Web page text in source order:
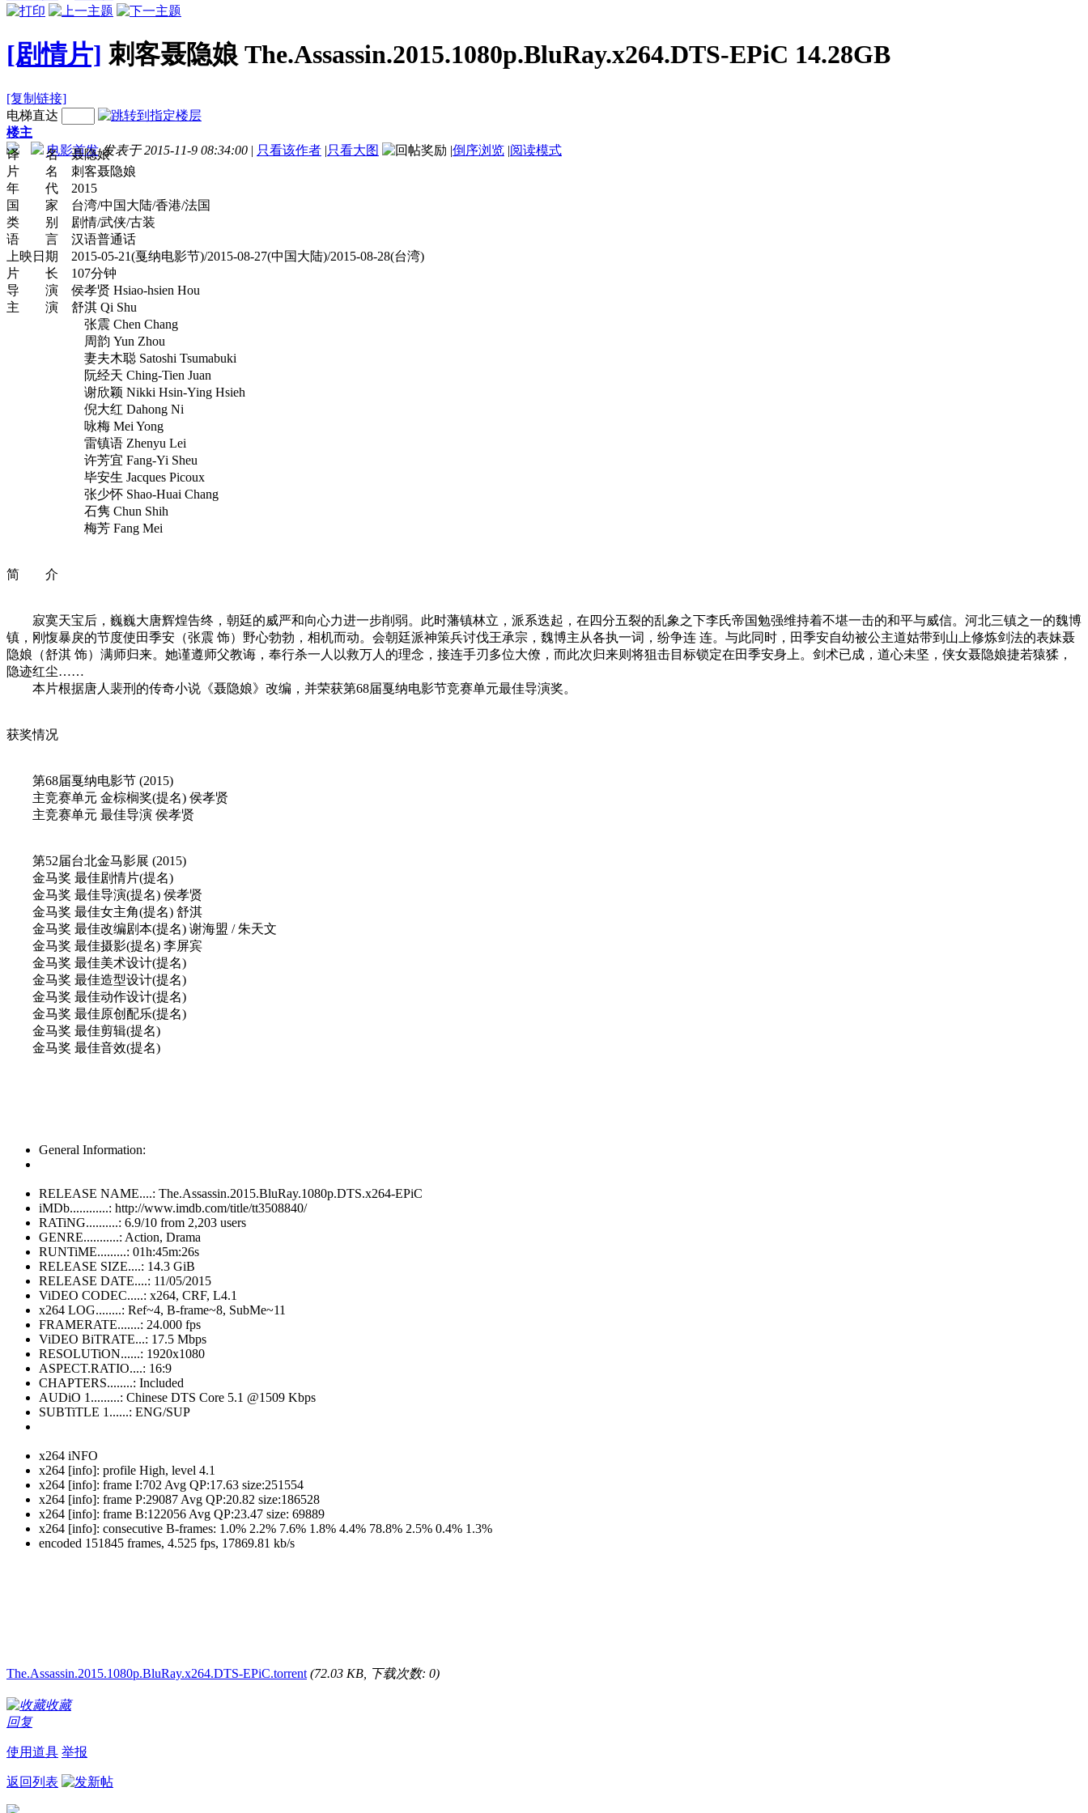
[剧情片] 刺客聂隐娘 The.Assassin.2015.1080p.BluRay.x264.DTS-EPiC 14.28GB
[复制链接]
电梯直达
楼主
电影首发 发表于 2015-11-9 08:34:00 | 只看该作者 |只看大图 |倒序浏览 |阅读模式
译 名 聂隐娘
片 名 刺客聂隐娘
年 代 2015
国 家 台湾/中国大陆/香港/法国
类 别 剧情/武侠/古装
语 言 汉语普通话
上映日期 2015-05-21(戛纳电影节)/2015-08-27(中国大陆)/2015-08-28(台湾)
片 长 107分钟
导 演 侯孝贤 Hsiao-hsien Hou
主 演 舒淇 Qi Shu
张震 Chen Chang
周韵 Yun Zhou
妻夫木聪 Satoshi Tsumabuki
阮经天 Ching-Tien Juan
谢欣颖 Nikki Hsin-Ying Hsieh
倪大红 Dahong Ni
咏梅 Mei Yong
雷镇语 Zhenyu Lei
许芳宜 Fang-Yi Sheu
毕安生 Jacques Picoux
张少怀 Shao-Huai Chang
石隽 Chun Shih
梅芳 Fang Mei
简 介
寂寞天宝后，巍巍大唐辉煌告终，朝廷的威严和向心力进一步削弱。此时藩镇林立，派系迭起，在四分五裂的乱象之下李氏帝国勉强维持着不堪一击的和平与威信。河北三镇之一的魏博
镇，刚愎暴戾的节度使田季安（张震 饰）野心勃勃，相机而动。会朝廷派神策兵讨伐王承宗，魏博主从各执一词，纷争连 连。与此同时，田季安自幼被公主道姑带到山上修炼剑法的表妹聂
隐娘（舒淇 饰）满师归来。她谨遵师父教诲，奉行杀一人以救万人的理念，接连手刃多位大僚，而此次归来则将狙击目标锁定在田季安身上。剑术已成，道心未坚，侠女聂隐娘捷若猿猱，
隐迹红尘……
本片根据唐人裴刑的传奇小说《聂隐娘》改编，并荣获第68届戛纳电影节竞赛单元最佳导演奖。
获奖情况
第68届戛纳电影节 (2015)
主竞赛单元 金棕榈奖(提名) 侯孝贤
主竞赛单元 最佳导演 侯孝贤
第52届台北金马影展 (2015)
金马奖 最佳剧情片(提名)
金马奖 最佳导演(提名) 侯孝贤
金马奖 最佳女主角(提名) 舒淇
金马奖 最佳改编剧本(提名) 谢海盟 / 朱天文
金马奖 最佳摄影(提名) 李屏宾
金马奖 最佳美术设计(提名)
金马奖 最佳造型设计(提名)
金马奖 最佳动作设计(提名)
金马奖 最佳原创配乐(提名)
金马奖 最佳剪辑(提名)
金马奖 最佳音效(提名)
General Information:
RELEASE NAME....: The.Assassin.2015.BluRay.1080p.DTS.x264-EPiC
iMDb............: http://www.imdb.com/title/tt3508840/
RATiNG..........: 6.9/10 from 2,203 users
GENRE...........: Action, Drama
RUNTiME.........: 01h:45m:26s
RELEASE SIZE....: 14.3 GiB
RELEASE DATE....: 11/05/2015
ViDEO CODEC.....: x264, CRF, L4.1
x264 LOG........: Ref~4, B-frame~8, SubMe~11
FRAMERATE.......: 24.000 fps
ViDEO BiTRATE...: 17.5 Mbps
RESOLUTiON......: 1920x1080
ASPECT.RATIO....: 16:9
CHAPTERS........: Included
AUDiO 1.........: Chinese DTS Core 5.1 @1509 Kbps
SUBTiTLE 1......: ENG/SUP
x264 iNFO
x264 [info]: profile High, level 4.1
x264 [info]: frame I:702 Avg QP:17.63 size:251554
x264 [info]: frame P:29087 Avg QP:20.82 size:186528
x264 [info]: frame B:122056 Avg QP:23.47 size: 69889
x264 [info]: consecutive B-frames: 1.0% 2.2% 7.6% 1.8% 4.4% 78.8% 2.5% 0.4% 1.3%
encoded 151845 frames, 4.525 fps, 17869.81 kb/s
The.Assassin.2015.1080p.BluRay.x264.DTS-EPiC.torrent (72.03 KB, 下载次数: 0)
收藏
回复
使用道具 举报
返回列表